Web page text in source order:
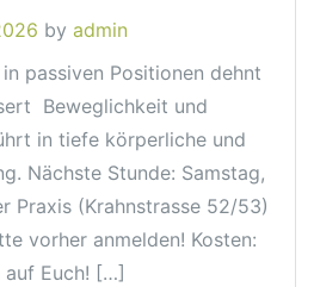
by admin
passiven Positionen dehnt
Beweglichkeit und
in tiefe körperliche und
Nächste Stunde: Samstag,
Praxis (Krahnstrasse 52/53)
vorher anmelden! Kosten:
auf Euch! […]